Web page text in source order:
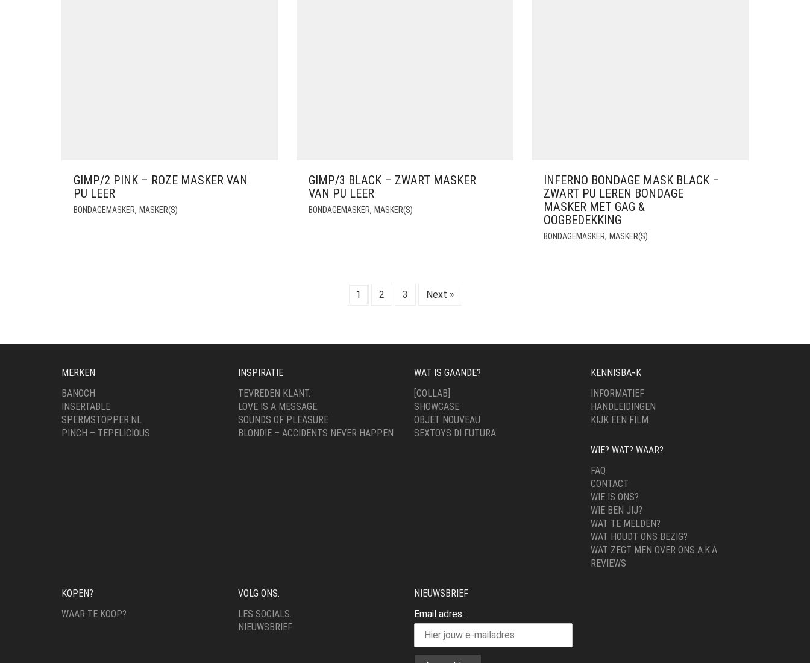
GIMP/2 PINK – ROZE MASKER VAN
PU LEER
BONDAGEMASKER, MASKER(S)
GIMP/3 BLACK – ZWART MASKER
VAN PU LEER
BONDAGEMASKER, MASKER(S)
INFERNO BONDAGE MASK BLACK –
ZWART PU LEREN BONDAGE
MASKER MET GAG &
OOGBEDEKKING
BONDAGEMASKER, MASKER(S)
1 2 3 Next »
MERKEN
BANOCH
INSERTABLE
SPERMSTOPPER.NL
PINCH – TEPELICIOUS
INSPIRATIE
TEVREDEN KLANT.
LOVE IS A MESSAGE.
SOUNDS OF PLEASURE
BLONDIE – ACCIDENTS NEVER HAPPEN
WAT IS GAANDE?
[COLLAB]
SHOWCASE
OBJET NOUVEAU
SEXTOYS DI FUTURA
KENNISBA¬K
INFORMATIEF
HANDLEIDINGEN
KIJK EEN FILM
WIE? WAT? WAAR?
FAQ
CONTACT
WIE IS ONS?
WIE BEN JIJ?
WAT TE MELDEN?
WAT HOUDT ONS BEZIG?
WAT ZEGT MEN OVER ONS A.K.A.
REVIEWS
KOPEN?
WAAR TE KOOP?
VOLG ONS.
LES SOCIALS.
NIEUWSBRIEF
NIEUWSBRIEF
Email adres: